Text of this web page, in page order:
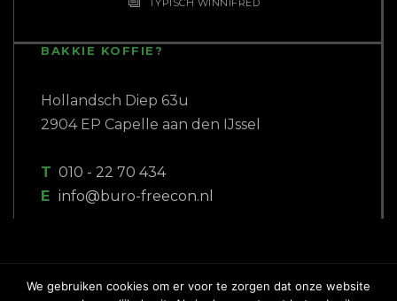
BAKKIE KOFFIE?
Hollandsch Diep 63u
2904 EP Capelle aan den IJssel
T 010 - 22 70 434
E info@buro-freecon.nl
We gebruiken cookies om er voor te zorgen dat onze website